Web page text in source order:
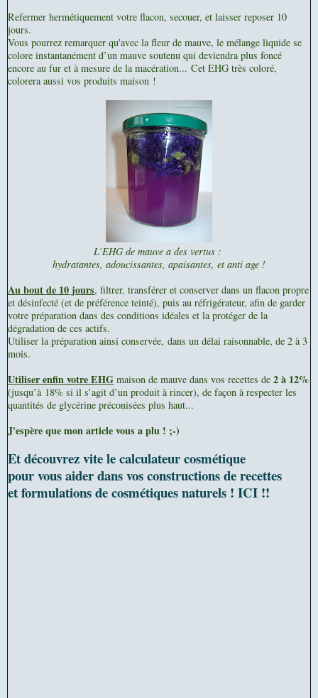
Refermer hermétiquement votre flacon, secouer, et laisser reposer 10
jours.
Vous pourrez remarquer qu'avec la fleur de mauve, le mélange liquide se
colore instantanément d’un mauve soutenu qui deviendra plus foncé
encore au fur et à mesure de la macération... Cet EHG très coloré,
colorera aussi vos produits maison !
L’EHG de mauve a des vertus :
hydratantes, adoucissantes, apaisantes, et anti age !
Au bout de 10 jours, filtrer, transférer et conserver dans un flacon propre
et désinfecté (et de préférence teinté), puis au réfrigérateur, afin de garder
votre préparation dans des conditions idéales et la protéger de la
dégradation de ces actifs.
Utiliser la préparation ainsi conservée, dans un délai raisonnable, de 2 à 3
mois.
Utiliser enfin votre EHG maison de mauve dans vos recettes de 2 à 12%
(jusqu’à 18% si il s’agit d’un produit à rincer), de façon à respecter les
quantités de glycérine préconisées plus haut...
J'espère que mon article vous a plu ! ;-)
Et découvrez vite le calculateur cosmétique
pour vous aider dans vos constructions de recettes
et formulations de cosmétiques naturels ! ICI !!